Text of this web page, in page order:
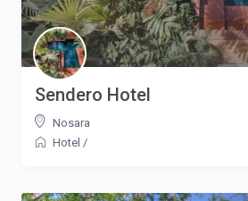
Sendero Hotel
Nosara
Hotel /